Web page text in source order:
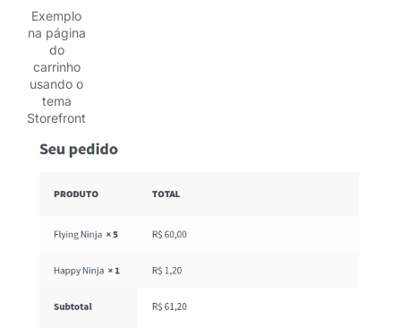
Exemplo
na página
do
carrinho
usando o
tema
Storefront